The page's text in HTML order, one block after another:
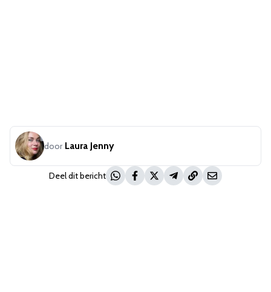
door Laura Jenny
Deel dit bericht